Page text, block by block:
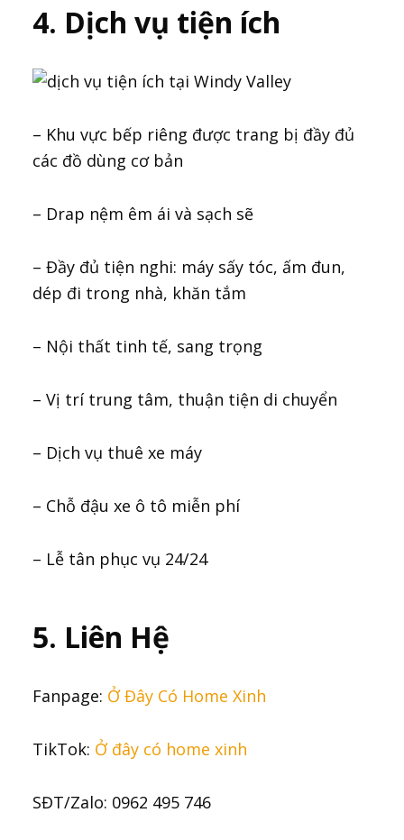
4. Dịch vụ tiện ích
– Khu vực bếp riêng được trang bị đầy đủ
các đồ dùng cơ bản
– Drap nệm êm ái và sạch sẽ
– Đầy đủ tiện nghi: máy sấy tóc, ấm đun,
dép đi trong nhà, khăn tắm
– Nội thất tinh tế, sang trọng
– Vị trí trung tâm, thuận tiện di chuyển
– Dịch vụ thuê xe máy
– Chỗ đậu xe ô tô miễn phí
– Lễ tân phục vụ 24/24
5. Liên Hệ
Fanpage: Ở Đây Có Home Xinh
TikTok: Ở đây có home xinh
SĐT/Zalo: 0962 495 746